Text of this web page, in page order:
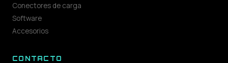
Conectores de carga
Software
Accesorios
CONTACTO